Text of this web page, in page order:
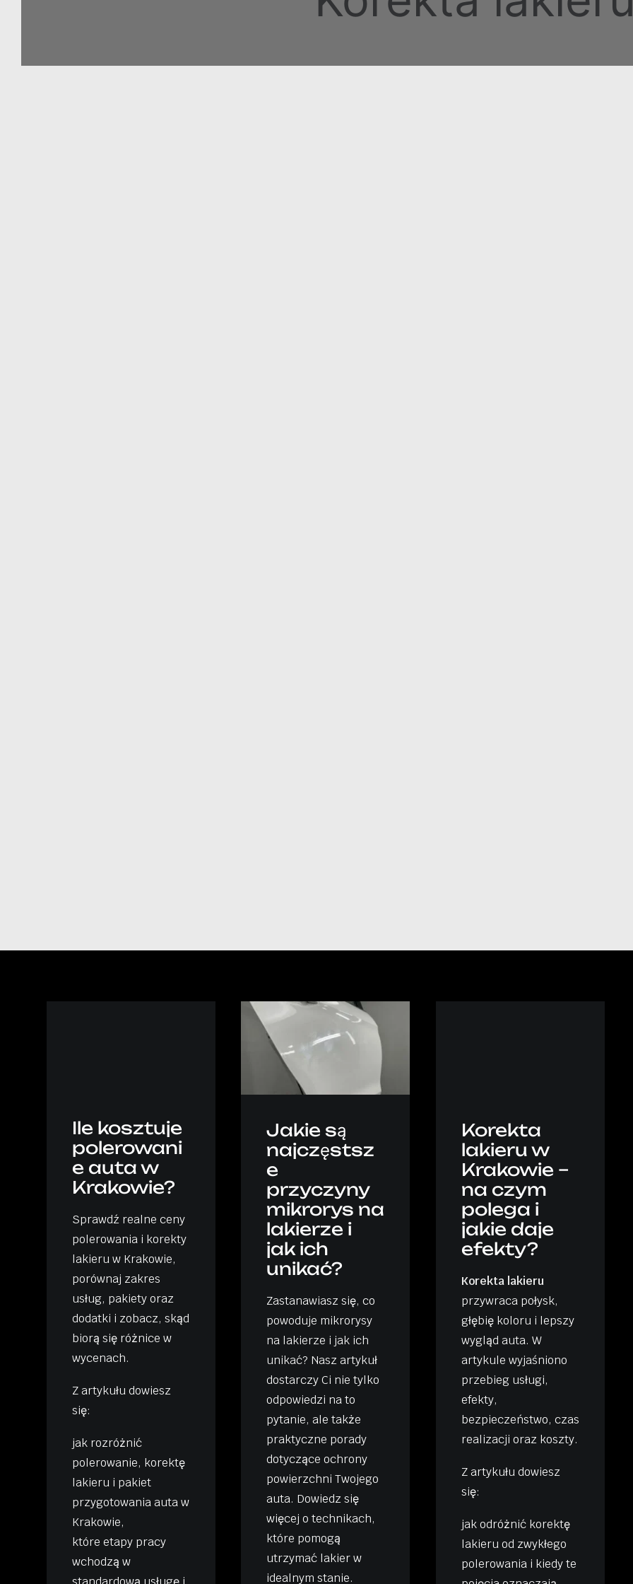
Ile kosztuje
polerowani
e auta w
Krakowie?
Sprawdź realne ceny
polerowania i korekty
lakieru w Krakowie,
porównaj zakres
usług, pakiety oraz
dodatki i zobacz, skąd
biorą się różnice w
wycenach.
Z artykułu dowiesz
się:
jak rozróżnić
polerowanie, korektę
lakieru i pakiet
przygotowania auta w
Krakowie,
które etapy pracy
wchodzą w
Jakie są
najczęstsz
e
przyczyny
mikrorys na
lakierze i
jak ich
unikać?
Zastanawiasz się, co
powoduje mikrorysy
na lakierze i jak ich
unikać? Nasz artykuł
dostarczy Ci nie tylko
odpowiedzi na to
pytanie, ale także
praktyczne porady
dotyczące ochrony
powierzchni Twojego
auta. Dowiedz się
więcej o technikach,
które pomogą
utrzymać lakier w
idealnym stanie.
Korekta
lakieru w
Krakowie –
na czym
polega i
jakie daje
efekty?
Korekta lakieru
przywraca połysk,
głębię koloru i lepszy
wygląd auta. W
artykule wyjaśniono
przebieg usługi,
efekty,
bezpieczeństwo, czas
realizacji oraz koszty.
Z artykułu dowiesz
się:
jak odróżnić korektę
lakieru od zwykłego
polerowania i kiedy te